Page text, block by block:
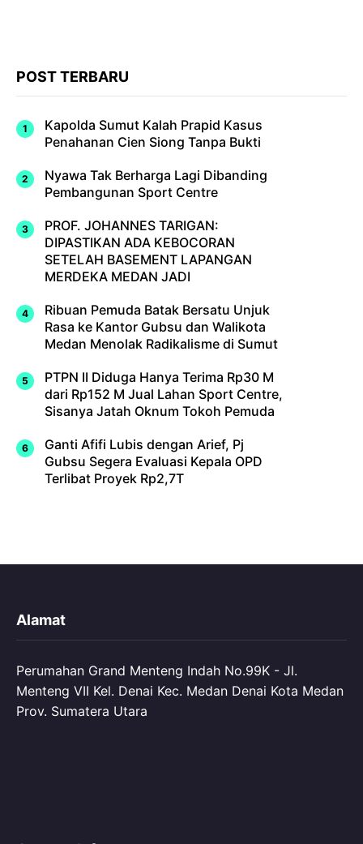
POST TERBARU
Kapolda Sumut Kalah Prapid Kasus
Penahanan Cien Siong Tanpa Bukti
Nyawa Tak Berharga Lagi Dibanding
Pembangunan Sport Centre
PROF. JOHANNES TARIGAN:
DIPASTIKAN ADA KEBOCORAN
SETELAH BASEMENT LAPANGAN
MERDEKA MEDAN JADI
Ribuan Pemuda Batak Bersatu Unjuk
Rasa ke Kantor Gubsu dan Walikota
Medan Menolak Radikalisme di Sumut
PTPN II Diduga Hanya Terima Rp30 M
dari Rp152 M Jual Lahan Sport Centre,
Sisanya Jatah Oknum Tokoh Pemuda
Ganti Afifi Lubis dengan Arief, Pj
Gubsu Segera Evaluasi Kepala OPD
Terlibat Proyek Rp2,7T
Alamat
Perumahan Grand Menteng Indah No.99K - Jl.
Menteng VII Kel. Denai Kec. Medan Denai Kota Medan
Prov. Sumatera Utara